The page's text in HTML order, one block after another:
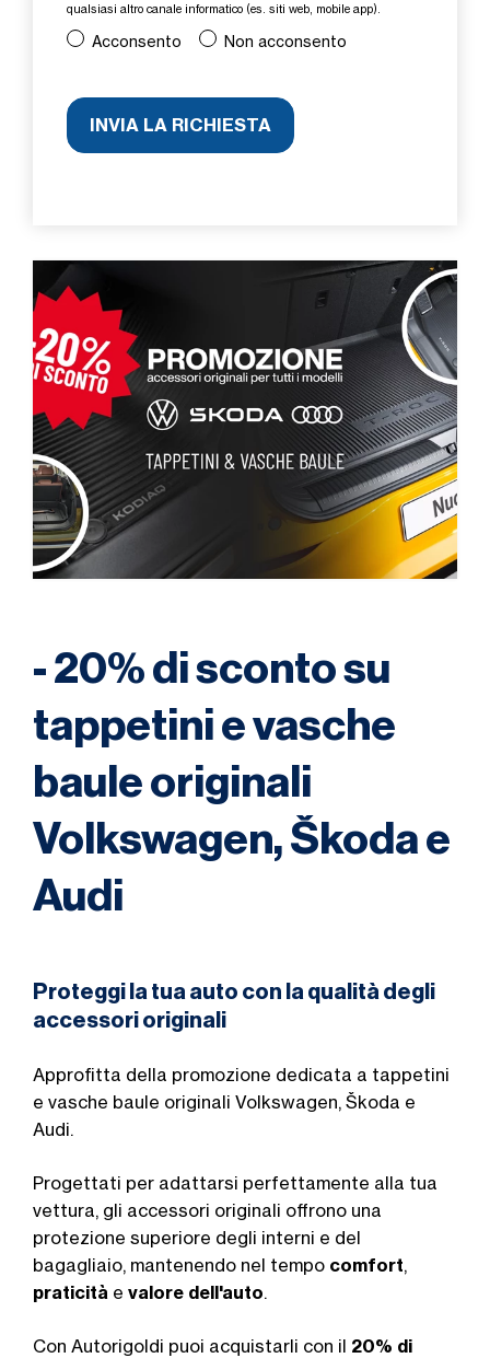
- 20% di sconto su
tappetini e vasche
baule originali
Volkswagen, Škoda e
Audi
Proteggi la tua auto con la qualità degli
accessori originali
Approfitta della promozione dedicata a tappetini
e vasche baule originali Volkswagen, Škoda e
Audi.
Progettati per adattarsi perfettamente alla tua
vettura, gli accessori originali offrono una
protezione superiore degli interni e del
bagagliaio, mantenendo nel tempo comfort,
praticità e valore dell'auto.
Con Autorigoldi puoi acquistarli con il 20% di
qualsiasi altro canale informatico (es. siti web, mobile app).
Acconsento Non acconsento